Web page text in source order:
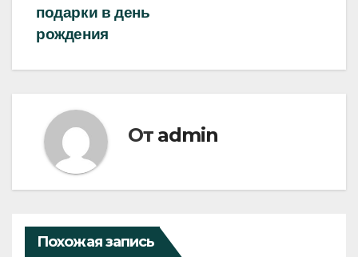
подарки в день
рождения
От admin
Похожая запись